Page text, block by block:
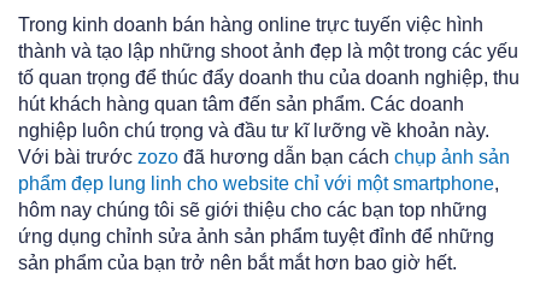
Trong kinh doanh bán hàng online trực tuyến việc hình
thành và tạo lập những shoot ảnh đẹp là một trong các yếu
tố quan trọng để thúc đẩy doanh thu của doanh nghiệp, thu
hút khách hàng quan tâm đến sản phẩm. Các doanh
nghiệp luôn chú trọng và đầu tư kĩ lưỡng về khoản này.
Với bài trước zozo đã hương dẫn bạn cách chụp ảnh sản
phẩm đẹp lung linh cho website chỉ với một smartphone,
hôm nay chúng tôi sẽ giới thiệu cho các bạn top những
ứng dụng chỉnh sửa ảnh sản phẩm tuyệt đỉnh để những
sản phẩm của bạn trở nên bắt mắt hơn bao giờ hết.